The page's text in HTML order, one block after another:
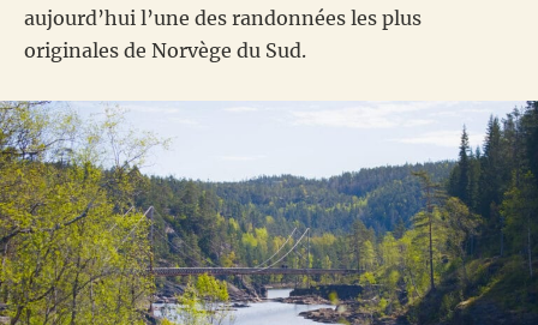
aujourd’hui l’une des randonnées les plus
originales de Norvège du Sud.